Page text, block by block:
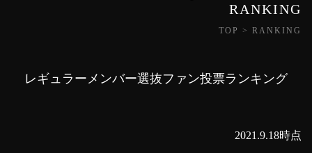
RANKING
TOP > RANKING
レギュラーメンバー選抜ファン投票ランキング
2021.9.18時点